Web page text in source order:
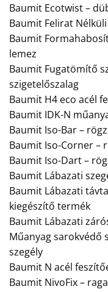
Baumit Ecotwist –
Baumit Felirat
Baumit
lemez
Baumit Fugatömítő
szigetelőszalag
Baumit H4 eco acél
Baumit IDK-N
Baumit Iso-Bar –
Baumit Iso-Corner –
Baumit Iso-Dart –
Baumit Lábazati
Baumit Lábazati
kiegészítő termék
Baumit Lábazati
Műanyag sarokvédő
szegély
Baumit N acél
Baumit NivoFix –